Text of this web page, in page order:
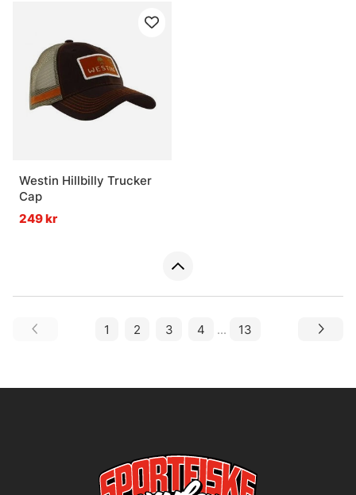
Westin Hillbilly Trucker
Cap
249 kr
1 2 3 4 ... 13